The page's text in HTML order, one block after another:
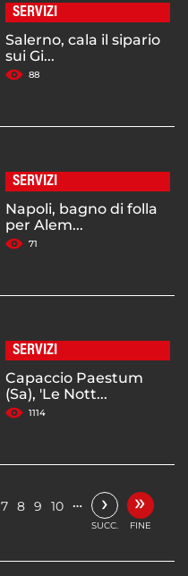
SERVIZI
Salerno, cala il sipario
sui Gi...
88
SERVIZI
Napoli, bagno di folla
per Alem...
71
SERVIZI
Capaccio Paestum
(Sa), 'Le Nott...
1114
7 8 9 10 … ›
SUCC.
»
FINE